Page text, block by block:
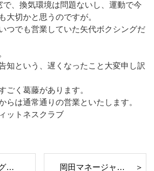
で、換気環境は問題ないし、運動で今
大切かと思うのですが。
つでも営業していた矢代ボクシングだ
知という、遅くなったこと大変申し訳
ごく葛藤があります。
らは通常通りの営業といたします。
ットネスクラブ
編 岡田マネージャーダイエット報告